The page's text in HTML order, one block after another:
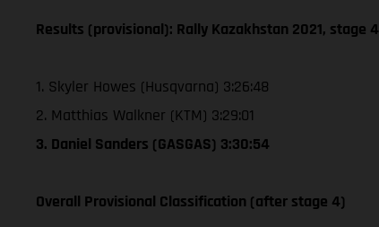
Results (provisional): Rally Kazakhstan 2021, stage 4
1. Skyler Howes (Husqvarna) 3:26:48
2. Matthias Walkner (KTM) 3:29:01
3. Daniel Sanders (GASGAS) 3:30:54
Overall Provisional Classification (after stage 4)